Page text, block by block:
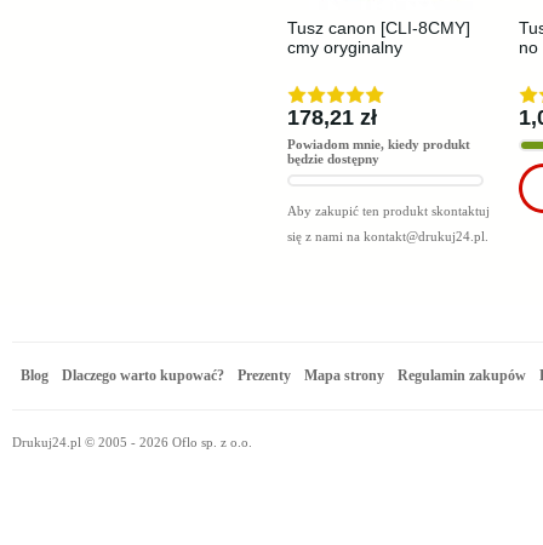
Tusz canon [CLI-8CMY]
cmy oryginalny
178,21 zł
Powiadom mnie, kiedy produkt
będzie dostępny
Aby zakupić ten produkt skontaktuj
się z nami na kontakt@drukuj24.pl
no
Blog Dlaczego warto kupować? Prezenty Mapa strony Regulamin zakupów
Drukuj24.pl © 2005 - 2026 Oflo sp. z o.o.